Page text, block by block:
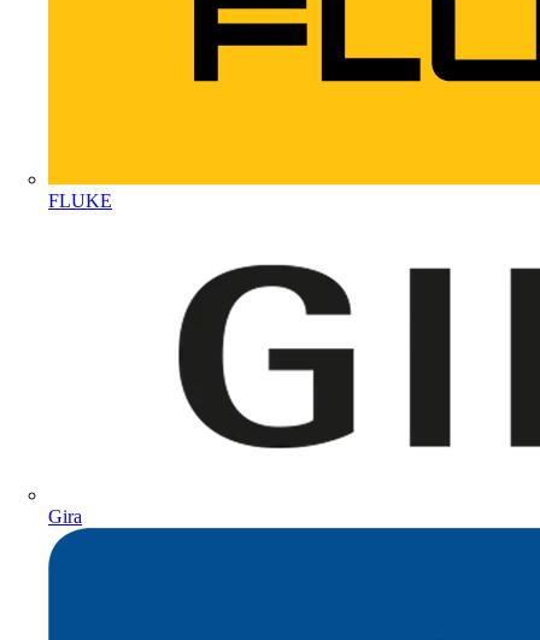
FLUKE
Gira